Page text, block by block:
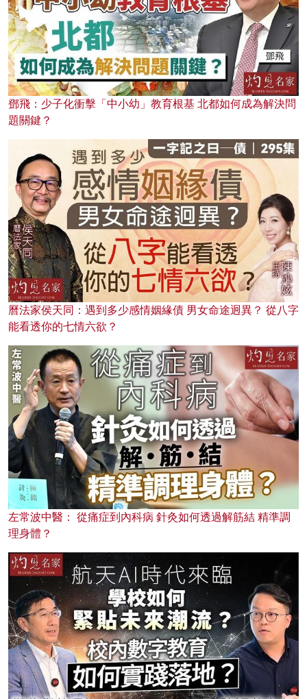
鄧飛：少子化衝擊「中小幼」教育根基 北都如何成為解決問
題關鍵？
曆法家侯天同：遇到多少感情姻緣債 男女命途迥異？ 從八字
能看透你的七情六欲？
左常波中醫： 從痛症到內科病 針灸如何透過解筋結 精準調
理身體？